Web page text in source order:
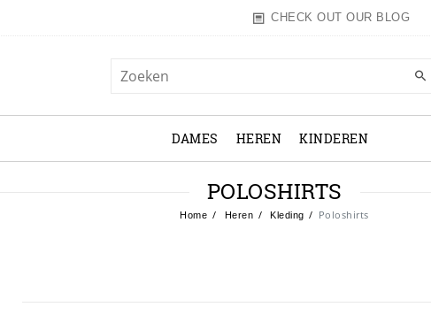
CHECK OUT OUR BLOG
DAMES HEREN KINDEREN
POLOSHIRTS
Home Heren Kleding Poloshirts